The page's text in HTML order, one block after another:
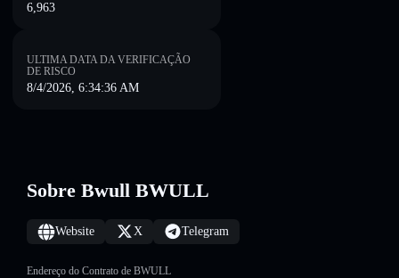
6,963
ULTIMA DATA DA VERIFICAÇÃO
DE RISCO
8/4/2026, 6:34:36 AM
Sobre Bwull BWULL
Website X Telegram
Endereço do Contrato de BWULL